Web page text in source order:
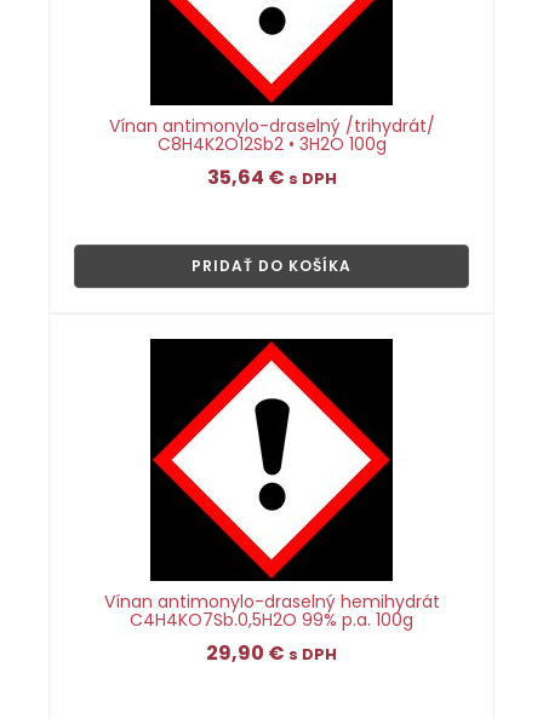
Vínan antimonylo-draselný /trihydrát/
C8H4K2O12Sb2 • 3H2O 100g
35,64 € s DPH
PRIDAŤ DO KOŠÍKA
Vínan antimonylo-draselný hemihydrát
C4H4KO7Sb.0,5H2O 99% p.a. 100g
29,90 € s DPH